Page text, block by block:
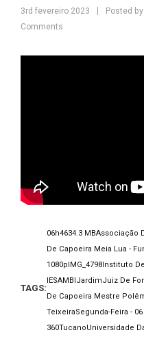
3rd fevereiro 2023 Posted by
Comments
TAGS:
06h4634.3 MBAssociação
De Capoeira Meia Lua -
1080p IMG_4798 Instituto
IESAMBI JardimJuiz De
De Capoeira Mestre
TeixeiraSegunda-Feira -
360TucanoUniversidade